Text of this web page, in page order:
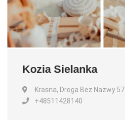
Kozia Sielanka
Krasna, Droga Bez Nazwy 57
+48511428140